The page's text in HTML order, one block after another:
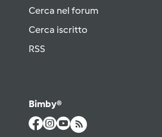
Cerca nel forum
Cerca iscritto
RSS
Bimby®